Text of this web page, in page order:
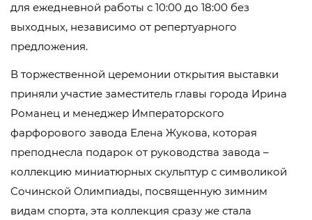
для ежедневной работы с 10:00 до 18:00 без
выходных, независимо от репертуарного
предложения.
В торжественной церемонии открытия выставки
приняли участие заместитель главы города Ирина
Романец и менеджер Императорского
фарфорового завода Елена Жукова, которая
преподнесла подарок от руководства завода –
коллекцию миниатюрных скульптур с символикой
Сочинской Олимпиады, посвященную зимним
видам спорта, эта коллекция сразу же стала